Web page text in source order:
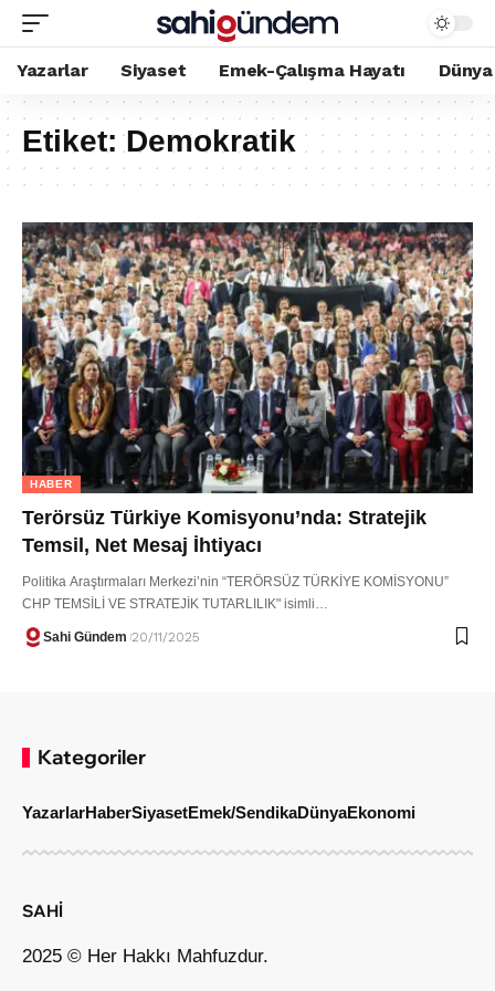
Yazarlar Siyaset Emek-Çalışma Hayatı Dünya
Etiket:Demokratik
HABER
Terörsüz Türkiye Komisyonu’nda: Stratejik
Temsil, Net Mesaj İhtiyacı
Politika Araştırmaları Merkezi’nin “TERÖRSÜZ TÜRKİYE KOMİSYONU”
CHP TEMSİLİ VE STRATEJİK TUTARLILIK" isimli…
Sahi Gündem 20/11/2025
Kategoriler
YazarlarHaberSiyasetEmek/SendikaDünyaEkonomi
SAHİ
2025 © Her Hakkı Mahfuzdur.